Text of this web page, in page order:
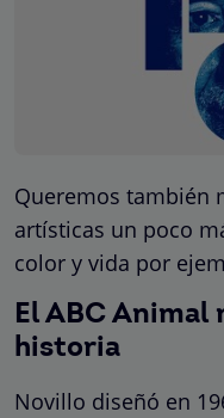
Queremos también
artísticas un poco
color y vida por
El ABC Animal
historia
Novillo diseñó en